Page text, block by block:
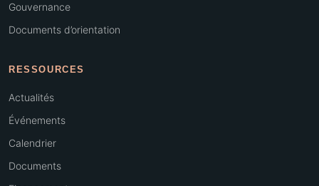
Gouvernance
Documents d’orientation
RESSOURCES
Actualités
Événements
Calendrier
Documents